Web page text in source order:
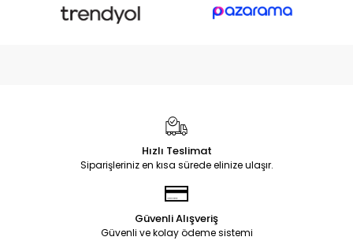
Hızlı Teslimat
Siparişleriniz en kısa sürede elinize ulaşır.
Güvenli Alışveriş
Güvenli ve kolay ödeme sistemi